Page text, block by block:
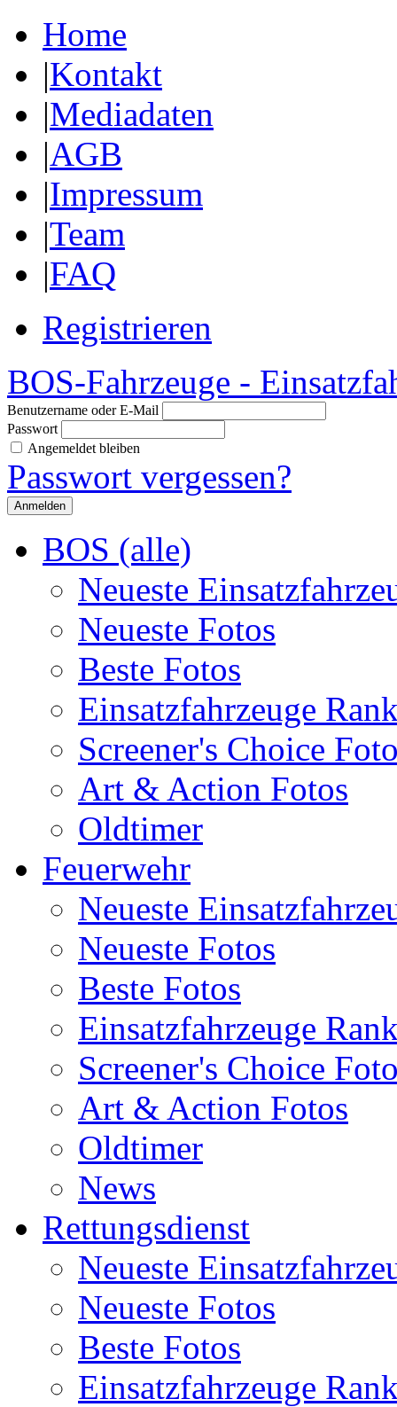
Home
|Kontakt
|Mediadaten
|AGB
|Impressum
|Team
|FAQ
Registrieren
BOS-Fahrzeuge -
Benutzername oder E-Mail
Passwort
Angemeldet bleiben
Passwort vergessen?
BOS (alle)
Neueste
Neueste Fotos
Beste Fotos
Einsatzfahrzeuge
Screener's Choice
Art & Action Fotos
Oldtimer
Feuerwehr
Neueste
Neueste Fotos
Beste Fotos
Einsatzfahrzeuge
Screener's Choice
Art & Action Fotos
Oldtimer
News
Rettungsdienst
Neueste
Neueste Fotos
Beste Fotos
Einsatzfahrzeuge